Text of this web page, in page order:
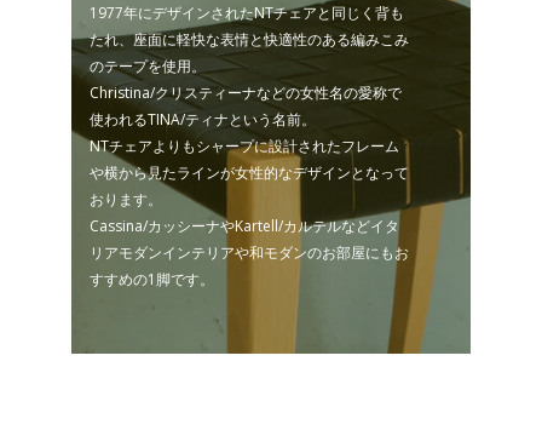
1977年にデザインされたNTチェアと同じく背も
たれ、座面に軽快な表情と快適性のある編みこみ
のテープを使用。
Christina/クリスティーナなどの女性名の愛称で
使われるTINA/ティナという名前。
NTチェアよりもシャープに設計されたフレーム
や横から見たラインが女性的なデザインとなって
おります。
Cassina/カッシーナやKartell/カルテルなどイタ
リアモダンインテリアや和モダンのお部屋にもお
すすめの1脚です。